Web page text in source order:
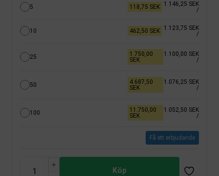
5 118,75 SEK
1.146,25 SEK
/
10 462,50 SEK
1.123,75 SEK
/
25
1.750,00
SEK
1.100,00 SEK
/
50
4.687,50
SEK
1.076,25 SEK
/
100
11.750,00
SEK
1.052,50 SEK
/
Få ett erbjudande
Köp